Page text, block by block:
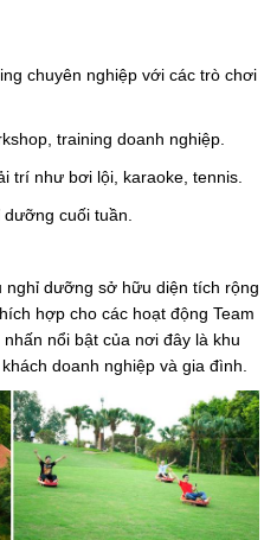
chuyên nghiệp với các trò chơi
training doanh nghiệp.
trí như bơi lội, karaoke, tennis.
cuối tuần.
nghỉ dưỡng sở hữu diện tích rộng
hợp cho các hoạt động Team
nổi bật của nơi đây là khu
doanh nghiệp và gia đình.